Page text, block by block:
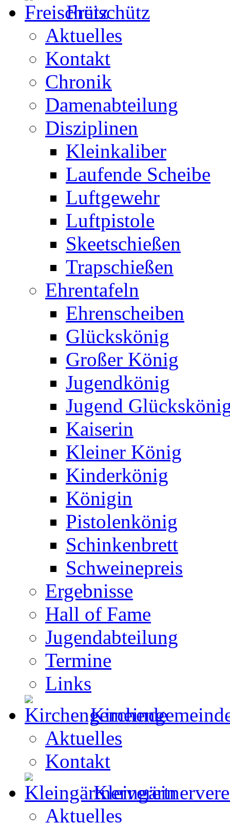
Freischütz
Aktuelles
Kontakt
Chronik
Damenabteilung
Disziplinen
Kleinkaliber
Laufende Scheibe
Luftgewehr
Luftpistole
Skeetschießen
Trapschießen
Ehrentafeln
Ehrenscheiben
Glückskönig
Großer König
Jugendkönig
Jugend
Kaiserin
Kleiner König
Kinderkönig
Königin
Pistolenkönig
Schinkenbrett
Schweinepreis
Ergebnisse
Hall of Fame
Jugendabteilung
Termine
Links
Aktuelles
Kontakt
Aktuelles